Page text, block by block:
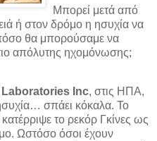
Μπορεί μετά από
ή στον δρόμο η ησυχία να
θα μπορούσαμε να
απόλυτης ηχομόνωσης;
Laboratories Inc, στις ΗΠΑ,
σπάει κόκαλα. Το
το ρεκόρ Γκίνες ως
Ωστόσο όσοι έχουν